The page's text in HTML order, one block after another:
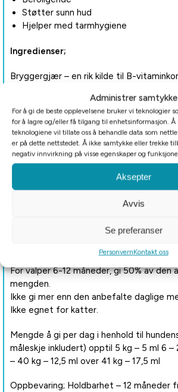
Administrer samtykke
For å gi de beste opplevelsene bruker vi teknologier
for å lagre og/eller få tilgang til enhetsinformasjon. Å
teknologiene vil tillate oss å behandle data som
er på dette nettstedet. Å ikke samtykke eller trekke
negativ innvirkning på visse egenskaper og
Aksepter
Avvis
Se preferanser
PersonvernKontakt oss
Støtter sunn hud
Hjelper med tarmhygiene
Ingredienser;
Bryggergjær – en rik kilde til B-
niacin, riboflavin, tiamin og biotin), beta-
protein og mineraler. Neem – Holder
parasitter borte. Hvitløk – hjelper
tarmhygiene, avviser eksterne
immun- og kardiovaskulært system.
fordøyelsen og er fullpakket med
kalium og mangan. Sitronmelisse –
avviser parasitter. Beroligende. Hjelper
Peppermynte – Avviser eksterne og
Støtter sunn hud og sirkulasjon.
Bland med hundens
For valper 6-12 måneder, gi 50% av den
mengden.
Ikke gi mer enn den anbefalte daglige
Ikke egnet for katter.
Mengde å gi per dag i henhold til
måleskje inkludert) opptil 5 kg – 5 ml 6 –
– 40 kg – 12,5 ml over 41 kg – 17,5 ml
Oppbevaring; Holdbarhet – 12 måneder